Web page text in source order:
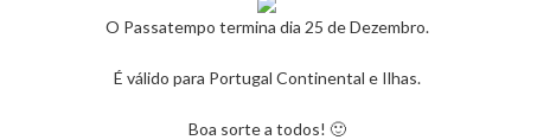
O Passatempo termina dia 25 de Dezembro.
É válido para Portugal Continental e Ilhas.
Boa sorte a todos! 🙂